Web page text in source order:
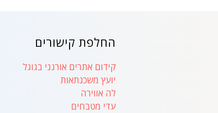
החלפת קישורים
קידום אתרים אורגני בגוגל
יועץ משכנתאות
לה אווירה
עדי מטבחים